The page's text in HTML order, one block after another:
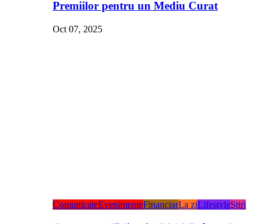
Premiilor pentru un Mediu Curat
Oct 07, 2025
ComunicateEvenimenteFinanciarLa ziLifestyleŞtiri